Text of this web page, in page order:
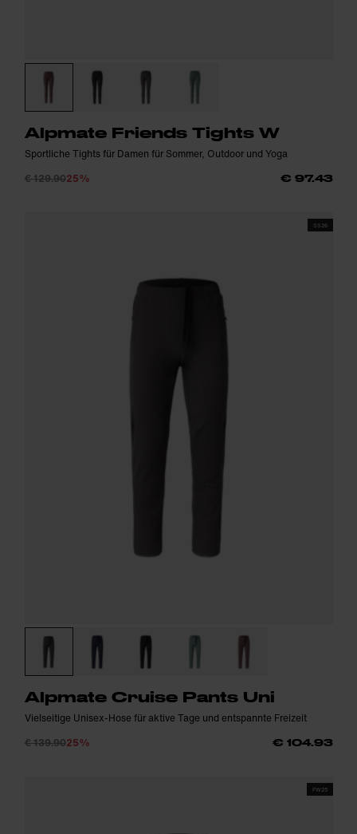
Alpmate Friends Tights W
Sportliche Tights für Damen für Sommer, Outdoor und Yoga
€ 129.9025% € 97.43
SS26
Alpmate Cruise Pants Uni
Vielseitige Unisex-Hose für aktive Tage und entspannte Freizeit
€ 139.9025% € 104.93
FW25